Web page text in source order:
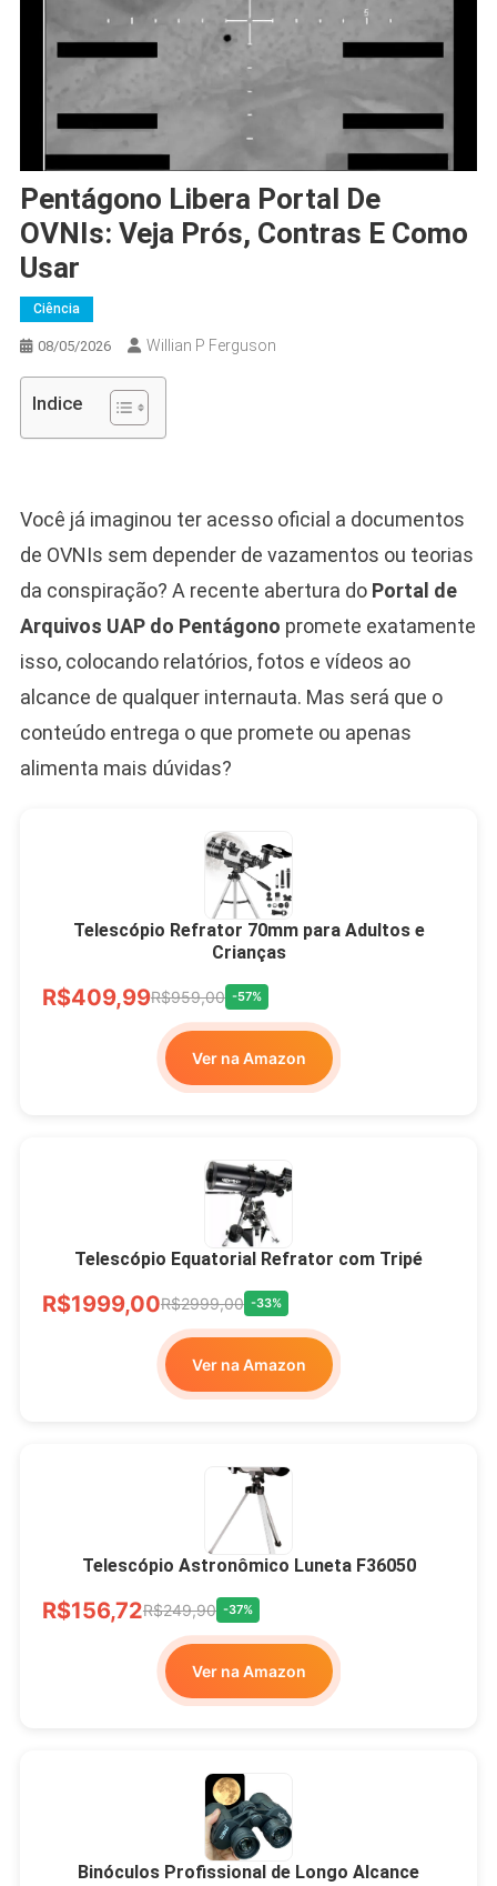
Pentágono Libera Portal De
OVNIs: Veja Prós, Contras E Como
Usar
Ciência
08/05/2026 Willian P Ferguson
Indice
Você já imaginou ter acesso oficial a documentos
de OVNIs sem depender de vazamentos ou teorias
da conspiração? A recente abertura do Portal de
Arquivos UAP do Pentágono promete exatamente
isso, colocando relatórios, fotos e vídeos ao
alcance de qualquer internauta. Mas será que o
conteúdo entrega o que promete ou apenas
alimenta mais dúvidas?
Telescópio Refrator 70mm para Adultos e
Crianças
R$409,99R$959,00 -57%
Ver na Amazon
Telescópio Equatorial Refrator com Tripé
R$1999,00R$2999,00 -33%
Ver na Amazon
Telescópio Astronômico Luneta F36050
R$156,72R$249,90 -37%
Ver na Amazon
Binóculos Profissional de Longo Alcance